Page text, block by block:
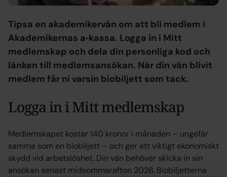
Tipsa en akademikervän om att bli medlem i
Akademikernas a‑kassa. Logga in i Mitt
medlemskap och dela din personliga kod och
länken till medlemsansökan. När din vän blivit
medlem får ni varsin biobiljett som tack.
Logga in i Mitt medlemskap
Medlemskapet kostar 140 kronor i månaden – ungefär
samma som en biobiljett – och ger ett viktigt ekonomiskt
skydd vid arbetslöshet. Din vän behöver skicka in sin
ansökan senast midsommarafton 2026. Biobiljetterna